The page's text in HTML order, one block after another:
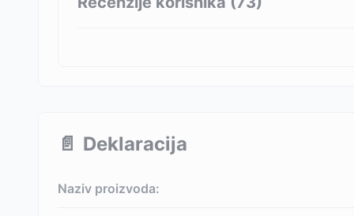
📄 Deklaracija
Naziv proizvoda: